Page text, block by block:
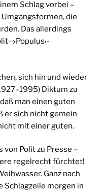
Schlag vorbei –
die
Das allerdings
sich hin und wieder
Diktum zu
man einen guten
er sich nicht gemein
mit einer guten.
von Polit zu Presse –
regelrecht fürchtet!
Ganz nach
Schlagzeile morgen in